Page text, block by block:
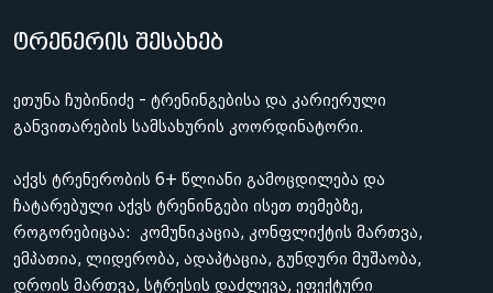
ტრენერის შესახებ
ეთუნა ჩუბინიძე - ტრენინგებისა და კარიერული
განვითარების სამსახურის კოორდინატორი.
აქვს ტრენერობის 6+ წლიანი გამოცდილება და
ჩატარებული აქვს ტრენინგები ისეთ თემებზე,
როგორებიცაა: კომუნიკაცია, კონფლიქტის მართვა,
ემპათია, ლიდერობა, ადაპტაცია, გუნდური მუშაობა,
დროის მართვა, სტრესის დაძლევა, ეფექტური